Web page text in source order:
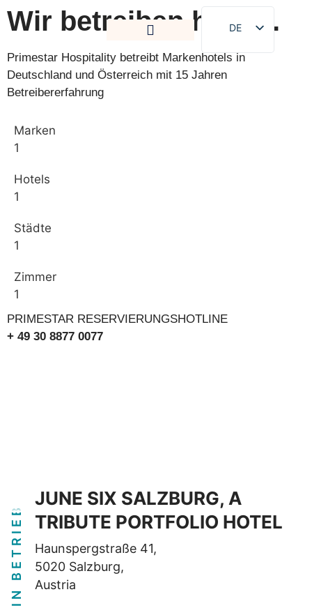
DE
EN
Wir betreiben hotels.
Primestar Hospitality betreibt Markenhotels in
Deutschland und Österreich mit 15 Jahren
Betreibererfahrung
Marken
1
Hotels
1
Städte
1
Zimmer
1
PRIMESTAR RESERVIERUNGSHOTLINE
+ 49 30 8877 0077
IN BETRIEB
JUNE SIX SALZBURG, A
TRIBUTE PORTFOLIO HOTEL
Haunspergstraße 41,
5020 Salzburg,
Austria